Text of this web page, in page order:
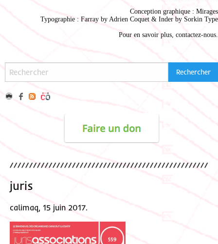
Conception graphique : Mirages
Typographie : Farray by Adrien Coquet & Inder by Sorkin Type
Pour en savoir plus, contactez-nous
juris
calimaq, 15 juin 2017.